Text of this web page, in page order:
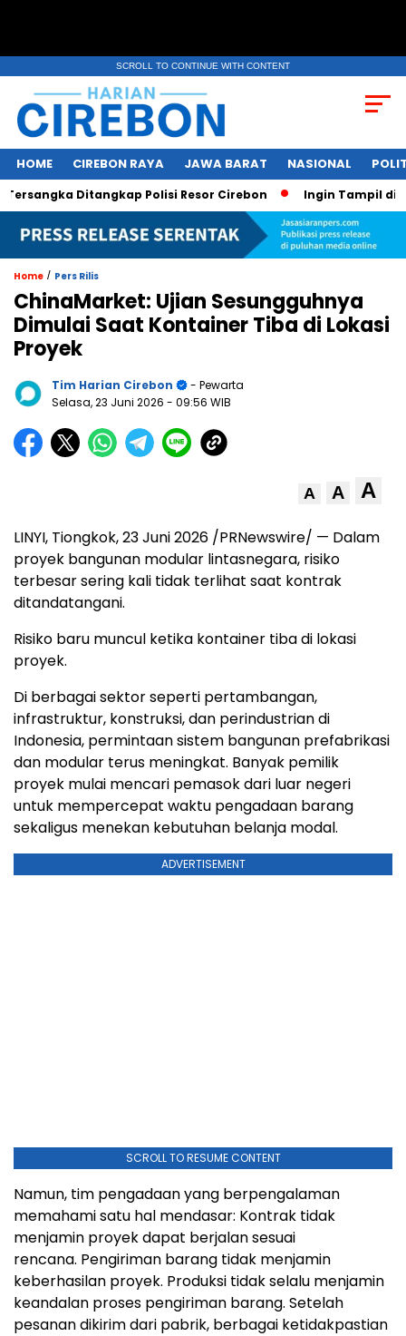
SCROLL TO CONTINUE WITH CONTENT
HOME CIREBON RAYA JAWA BARAT NASIONAL
Ditangkap Polisi Resor Cirebon Ingin Tampil di
Home / Pers Rilis
ChinaMarket: Ujian Sesungguhnya
Dimulai Saat Kontainer Tiba di Lokasi
Proyek
Tim Harian Cirebon
- Pewarta
Selasa, 23 Juni 2026 - 09:56 WIB
A A A
LINYI, Tiongkok, 23 Juni 2026 /PRNewswire/ — Dalam
proyek bangunan modular lintasnegara, risiko
terbesar sering kali tidak terlihat saat kontrak
ditandatangani.
Risiko baru muncul ketika kontainer tiba di lokasi
proyek.
Di berbagai sektor seperti pertambangan,
infrastruktur, konstruksi, dan perindustrian di
Indonesia, permintaan sistem bangunan prefabrikasi
dan modular terus meningkat. Banyak pemilik
proyek mulai mencari pemasok dari luar negeri
untuk mempercepat waktu pengadaan barang
sekaligus menekan kebutuhan belanja modal.
ADVERTISEMENT
SCROLL TO RESUME CONTENT
Namun, tim pengadaan yang berpengalaman
memahami satu hal mendasar: Kontrak tidak
menjamin proyek dapat berjalan sesuai
rencana. Pengiriman barang tidak menjamin
keberhasilan proyek. Produksi tidak selalu menjamin
keandalan proses pengiriman barang. Setelah
pesanan dikirim dari pabrik, berbagai ketidakpastian